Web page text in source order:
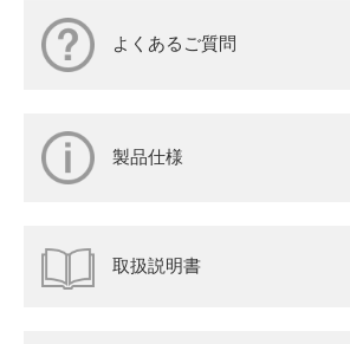
よくあるご質問
製品仕様
取扱説明書